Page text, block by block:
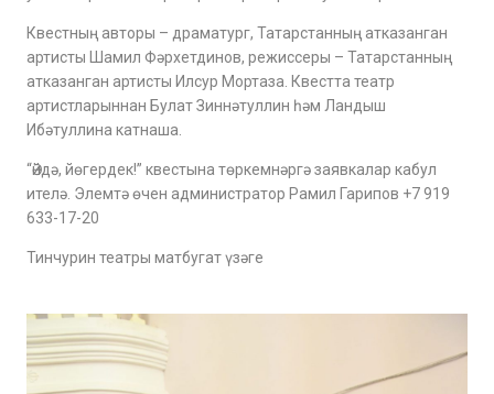
Квестның авторы – драматург, Татарстанның атказанган
артисты Шамил Фәрхетдинов, режиссеры – Татарстанның
атказанган артисты Илсур Мортаза. Квестта театр
артистларыннан Булат Зиннәтуллин һәм Ландыш
Ибәтуллина катнаша.
“Әйдә, йөгердек!” квестына төркемнәргә заявкалар кабул
ителә. Элемтә өчен администратор Рамил Гарипов +7 919
633-17-20
Тинчурин театры матбугат үзәге